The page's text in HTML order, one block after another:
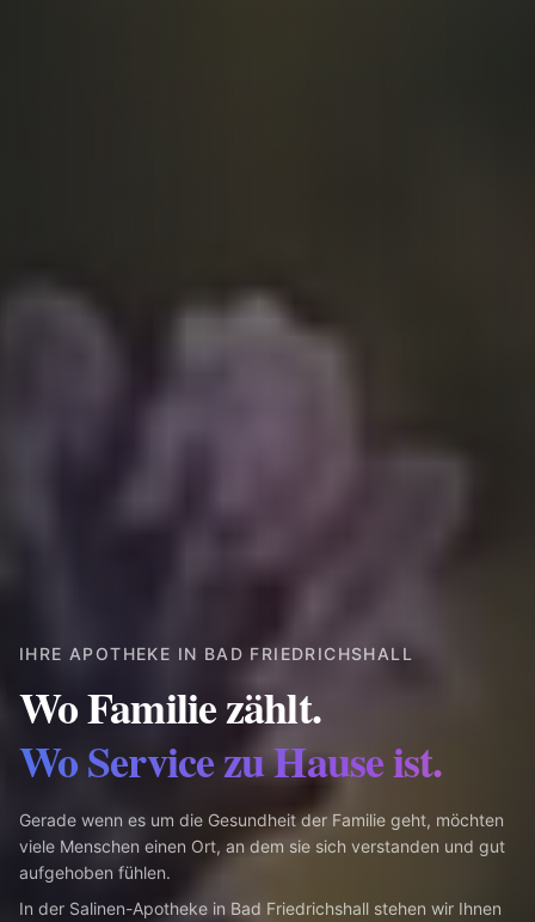
IHRE APOTHEKE IN BAD FRIEDRICHSHALL
Wo Familie zählt.
Wo Service zu Hause ist.
Gerade wenn es um die Gesundheit der Familie geht, möchten
viele Menschen einen Ort, an dem sie sich verstanden und gut
aufgehoben fühlen.
In der Salinen-Apotheke in Bad Friedrichshall stehen wir Ihnen